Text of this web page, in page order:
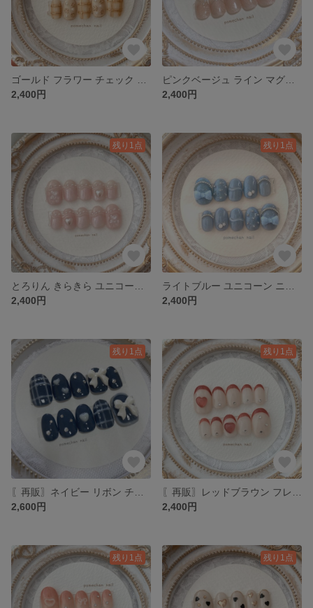
2,400円
2,400円
残り1点
2,400円
残り1点
2,400円
残り1点
2,600円
残り1点
2,400円
残り1点 残り1点